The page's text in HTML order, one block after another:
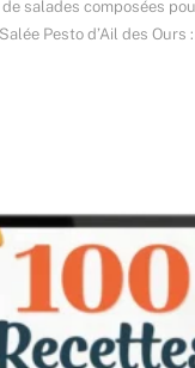
salades composées
Pesto d’Ail des Ours